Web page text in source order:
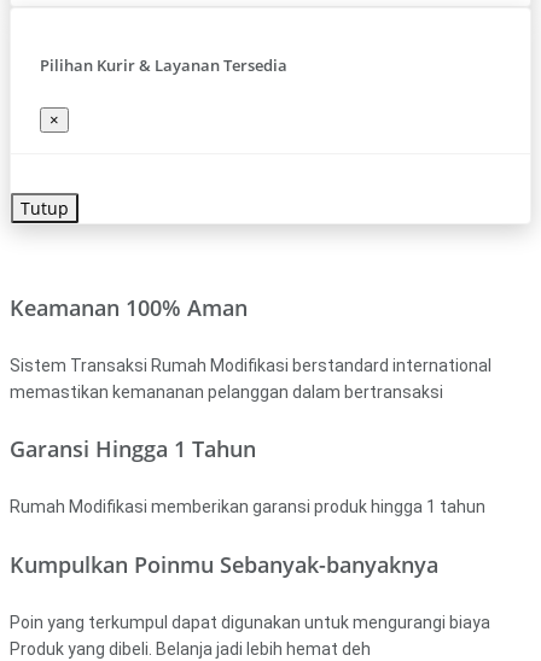
Pilihan Kurir & Layanan Tersedia
×
Tutup
Keamanan 100% Aman
Sistem Transaksi Rumah Modifikasi berstandard international
memastikan kemananan pelanggan dalam bertransaksi
Garansi Hingga 1 Tahun
Rumah Modifikasi memberikan garansi produk hingga 1 tahun
Kumpulkan Poinmu Sebanyak-banyaknya
Poin yang terkumpul dapat digunakan untuk mengurangi biaya
Produk yang dibeli. Belanja jadi lebih hemat deh